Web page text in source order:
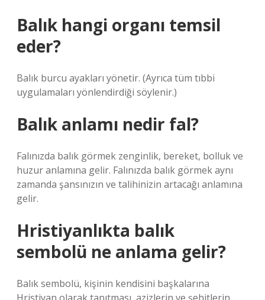
Balık hangi organı temsil
eder?
Balık burcu ayakları yönetir. (Ayrıca tüm tıbbi
uygulamaları yönlendirdiği söylenir.)
Balık anlamı nedir fal?
Falınızda balık görmek zenginlik, bereket, bolluk ve
huzur anlamına gelir. Falınızda balık görmek aynı
zamanda şansınızın ve talihinizin artacağı anlamına
gelir.
Hristiyanlıkta balık
sembolü ne anlama gelir?
Balık sembolü, kişinin kendisini başkalarına